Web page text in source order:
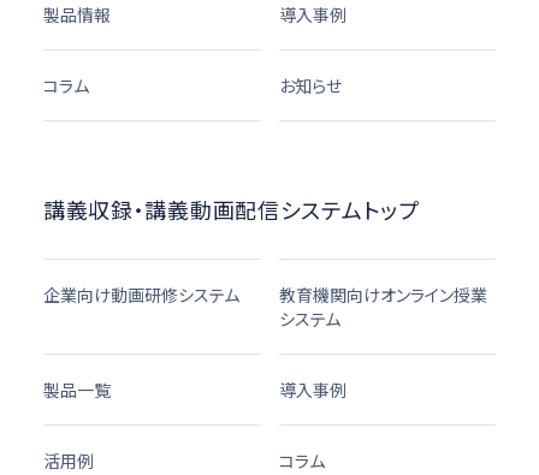
製品情報 導入事例
コラム お知らせ
講義収録・講義動画配信システムトップ
企業向け動画研修システム
教育機関向けオンライン授業
システム
製品一覧 導入事例
活用例 コラム